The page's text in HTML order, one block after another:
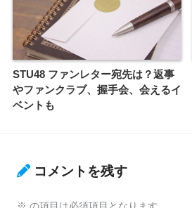
STU48 ファンレター宛先は？返事
やファンクラブ、握手会、会えるイ
ベントも
コメントを残す